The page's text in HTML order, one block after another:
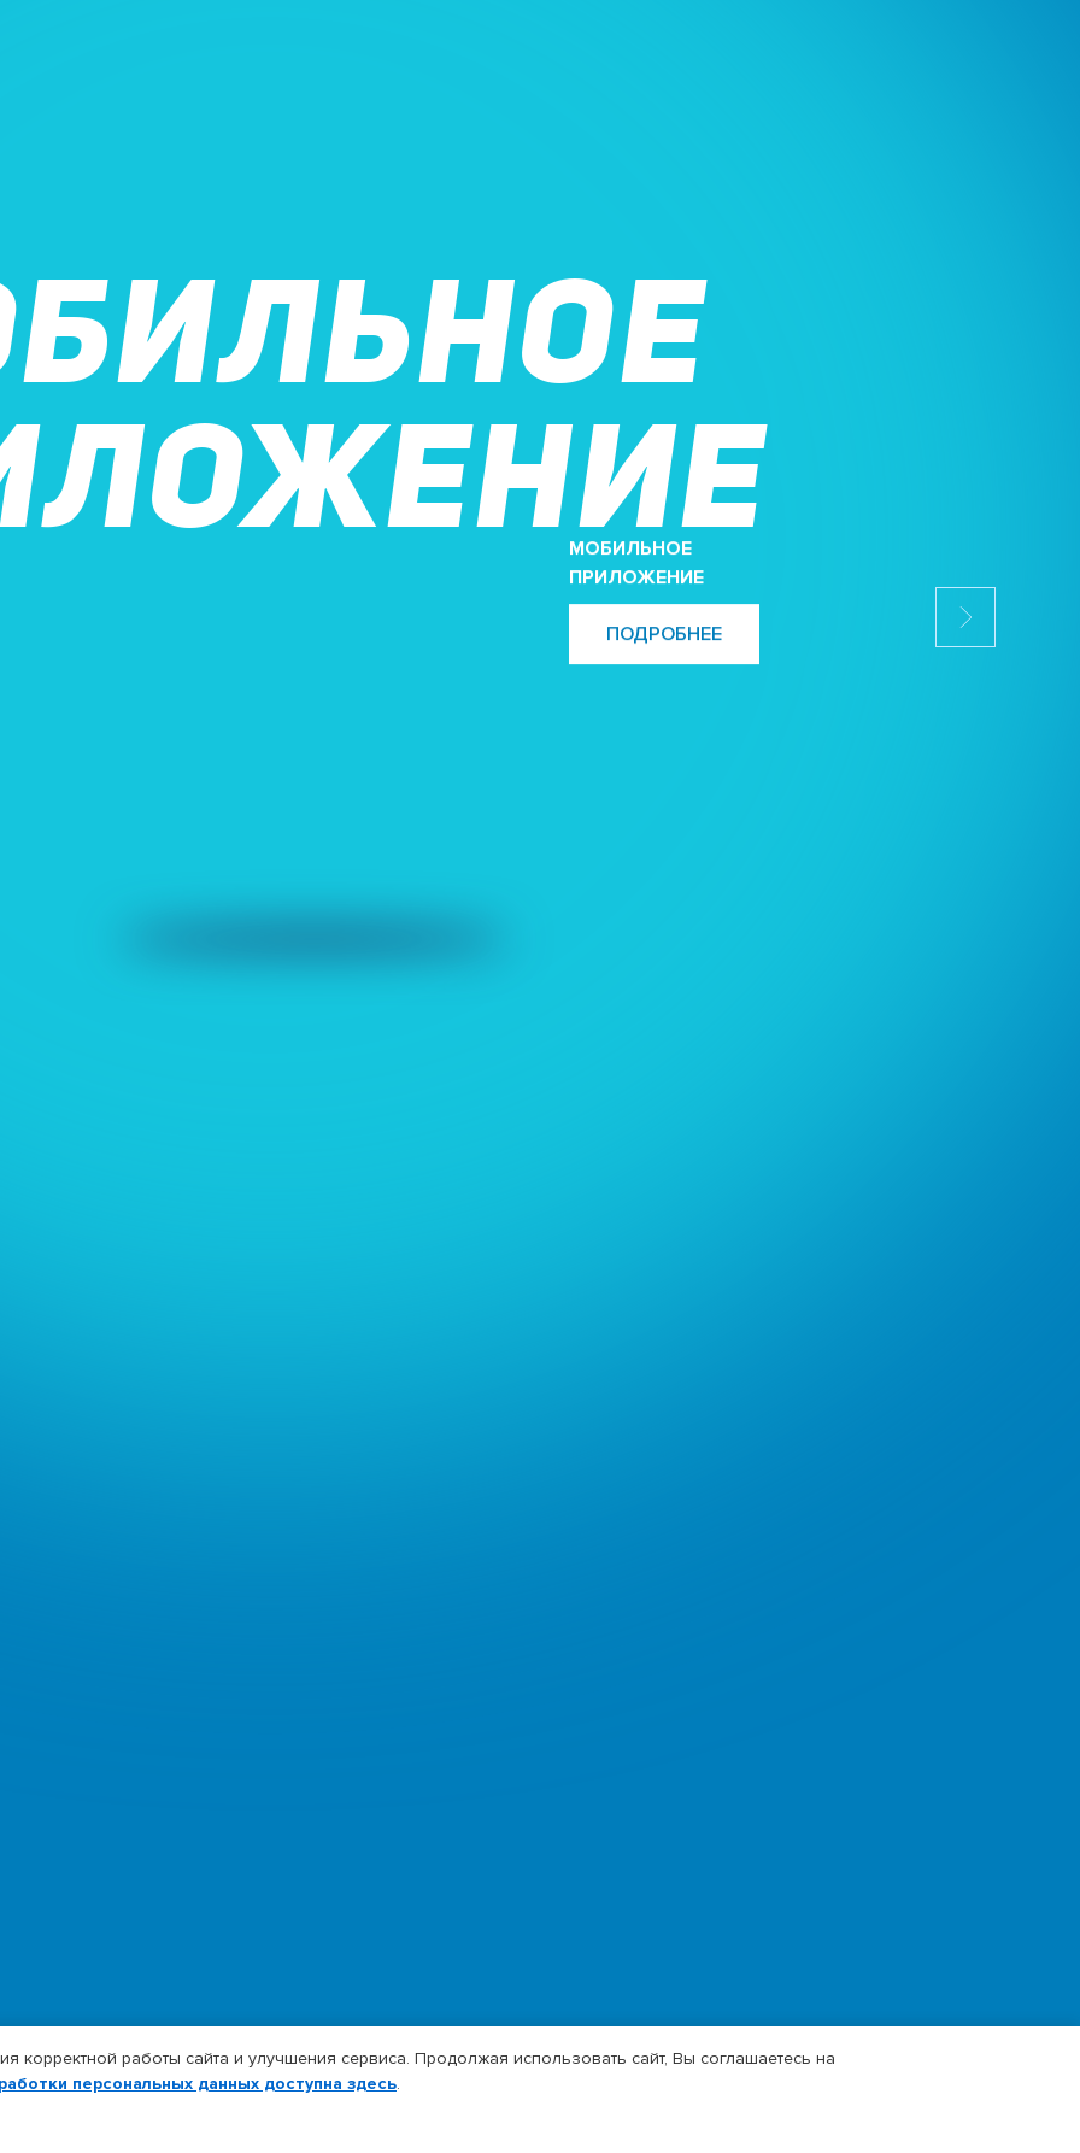
МОБИЛЬНОЕ
ПРИЛОЖЕНИЕ
ПОДРОБНЕЕ
работы сайта и улучшения сервиса. Продолжая использовать сайт, Вы соглашаетесь на
персональных данных доступна здесь.